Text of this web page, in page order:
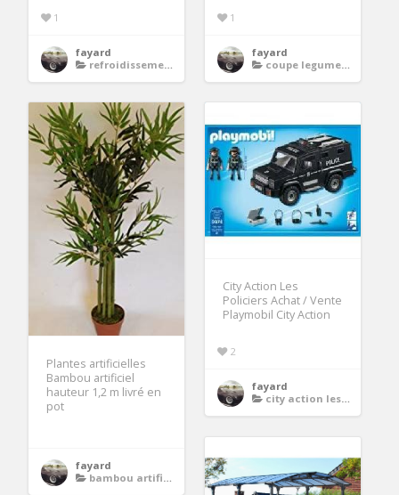
1
fayard
refroidissement disques durs
1
fayard
coupe legumes en cube
Plantes artificielles
Bambou artificiel
hauteur 1,2 m livré en
pot
fayard
bambou artificiel
City Action Les
Policiers Achat / Vente
Playmobil City Action
2
fayard
city action les policiers